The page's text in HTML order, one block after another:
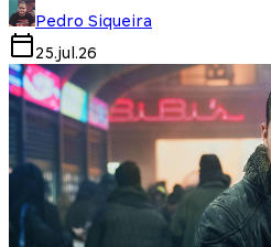
Pedro Siqueira
25.jul.26